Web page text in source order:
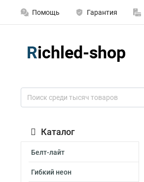
Помощь Гарантия
Каталог
Белт-лайт
Гибкий неон